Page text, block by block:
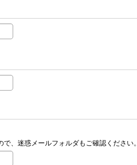
、迷惑メールフォルダもご確認ください。